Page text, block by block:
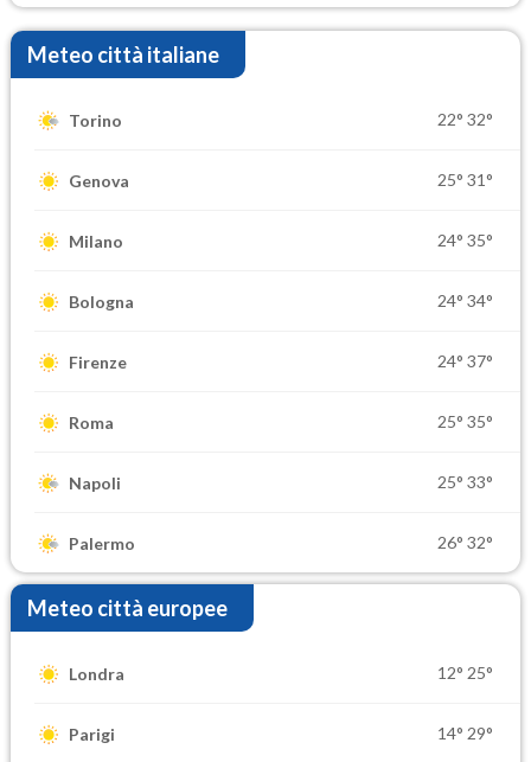
Meteo città italiane
Torino 22° 32°
Genova 25° 31°
Milano 24° 35°
Bologna 24° 34°
Firenze 24° 37°
Roma 25° 35°
Napoli 25° 33°
Palermo 26° 32°
Meteo città europee
Londra 12° 25°
Parigi 14° 29°